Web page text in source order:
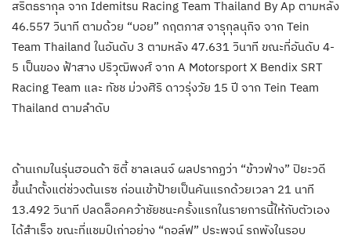
สริตธรากุล จาก Idemitsu Racing Team Thailand By Ap ตามหลัง
46.557 วินาที ตามด้วย “บอย” กฤตภาส จารุกุลนุกิจ จาก Tein
Team Thailand ในอันดับ 3 ตามหลัง 47.631 วินาที ขณะที่อันดับ 4-
5 เป็นของ ฟ้าสาง ปริวุฒิพงศ์ จาก A Motorsport X Bendix SRT
Racing Team และ ทัชช ม่วงศิริ ดาวรุ่งวัย 15 ปี จาก Tein Team
Thailand ตามลำดับ
ด้านเกมในรุ่นฮอนด้า ซิตี้ ชาลเลนจ์ ผลปรากฏว่า “ข้าวฟ่าง” ปิยะวดี
ขึ้นนำตั้งแต่ช่วงต้นเรซ ก่อนเข้าป้ายเป็นคันแรกด้วยเวลา 21 นาที
13.492 วินาที ปลดล็อคคว้าชัยชนะครั้งแรกในรายการนี้ให้กับตัวเอง
ได้สำเร็จ ขณะที่แชมป์เก่าอย่าง “กอล์ฟ” ประพจน์ รถพังในรอบ